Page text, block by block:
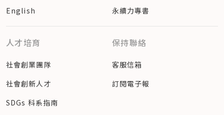
English
永續力專書
人才培育
社會創業團隊
社會創新人才
SDGs 科系指南
保持聯絡
客服信箱
訂閱電子報